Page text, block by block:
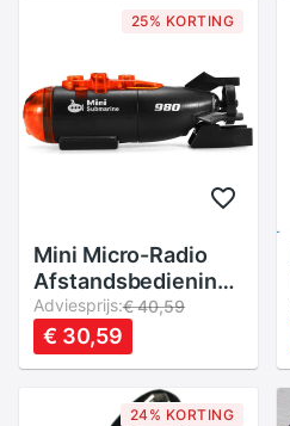
25% KORTING
Mini Micro-Radio
Afstandsbediening
Rc Submarine Boot
Met Led Licht
Speelgoed
Adviesprijs:€ 40,59
€ 30,59
24% KORTING